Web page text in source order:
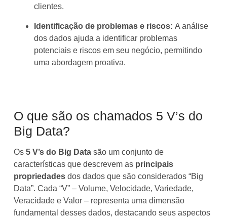
clientes.
Identificação de problemas e riscos: A análise
dos dados ajuda a identificar problemas
potenciais e riscos em seu negócio, permitindo
uma abordagem proativa.
O que são os chamados 5 V’s do
Big Data?
Os 5 V’s do Big Data são um conjunto de
características que descrevem as principais
propriedades dos dados que são considerados “Big
Data”. Cada “V” – Volume, Velocidade, Variedade,
Veracidade e Valor – representa uma dimensão
fundamental desses dados, destacando seus aspectos